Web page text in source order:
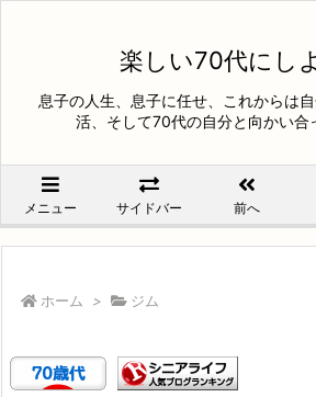
楽しい70代にし
息子の人生、息子に任せ、これからは
活、そして70代の自分と向かい合
メニュー サイドバー 前へ
ホーム > ジム